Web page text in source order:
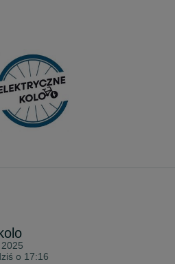
górskiego dzięki ONE-Guera 10.10-
jest przeznaczony dla osób
wydajności i elegancji w
w centralny silnik PANASONIC GX
kontrolę i bezpieczeństwo.
10.10-(720 Wh) jest gotowy, aby
na nowy poziom!
Silver RC Solo Air 27,5" BOOST,
o 17:16